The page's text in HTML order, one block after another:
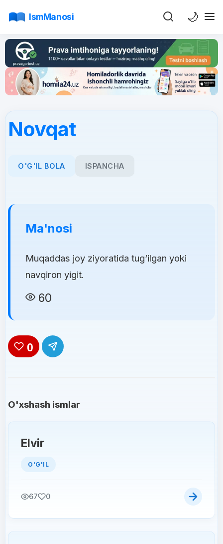
IsmManosi 🌙
Novqat
O'G'IL BOLA ISPANCHA
Ma'nosi
Muqaddas joy ziyoratida tug‘ilgan yoki
navqiron yigit.
60
0
O'xshash ismlar
Elvir
O'G'IL
67 0